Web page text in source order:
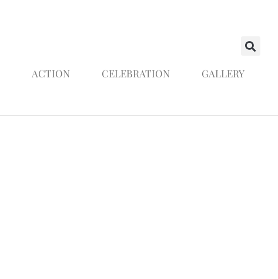
ACTION CELEBRATION GALLERY